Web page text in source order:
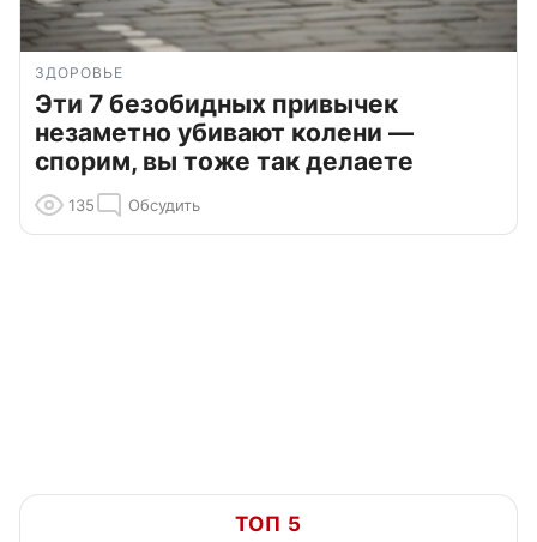
ЗДОРОВЬЕ
Эти 7 безобидных привычек
незаметно убивают колени —
спорим, вы тоже так делаете
135 Обсудить
ТОП 5